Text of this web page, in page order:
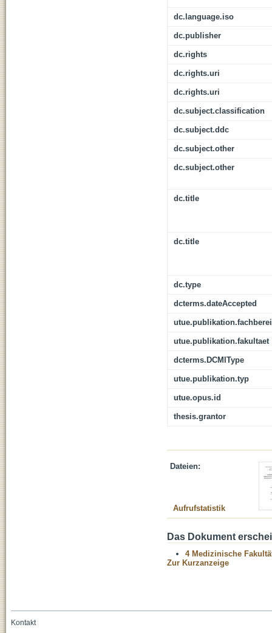
dc.language.iso
dc.publisher
dc.rights
dc.rights.uri
dc.rights.uri
dc.subject.classification
dc.subject.ddc
dc.subject.other
dc.subject.other
dc.title
dc.title
dc.type
dcterms.dateAccepted
utue.publikation.fakultaet
dcterms.DCMIType
utue.publikation.typ
utue.opus.id
thesis.grantor
Dateien:
Aufrufstatistik
Das Dokument
4 Medizinische
Zur Kurzanzeige
Kontakt